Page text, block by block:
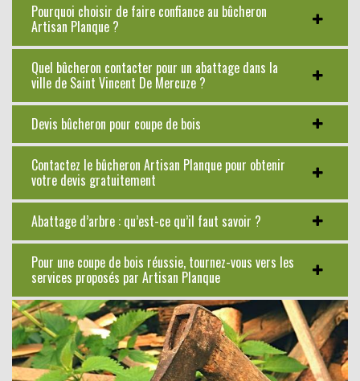
Pourquoi choisir de faire confiance au bûcheron
Artisan Planque ?
Quel bûcheron contacter pour un abattage dans la
ville de Saint Vincent De Mercuze ?
Devis bûcheron pour coupe de bois
Contactez le bûcheron Artisan Planque pour obtenir
votre devis gratuitement
Abattage d’arbre : qu’est-ce qu’il faut savoir ?
Pour une coupe de bois réussie, tournez-vous vers les
services proposés par Artisan Planque